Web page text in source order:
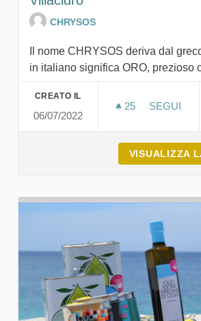
CHRYSOS
Il nome CHRYSOS deriva dal
in italiano significa ORO, prezioso
CREATO IL
06/07/2022
25 25
SEGUI
VISUALIZZA